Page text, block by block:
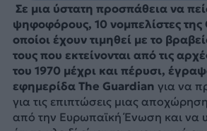
Σε μια ύστατη προσπάθεια να
ψηφοφόρους, 10 νομπελίστες της
οποίοι έχουν τιμηθεί με το
τους που εκτείνονται από τις
του 1970 μέχρι και πέρυσι,
εφημερίδα The Guardian για να
για τις επιπτώσεις μιας
από την Ευρωπαϊκή Ένωση και να